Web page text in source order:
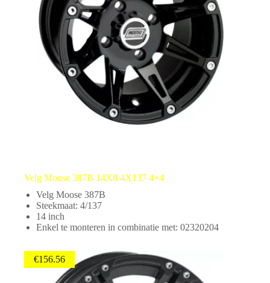
Velg Moose 387B 14X8 4X137 4+4
Velg Moose 387B
Steekmaat: 4/137
14 inch
Enkel te monteren in combinatie met: 02320204
€156.56